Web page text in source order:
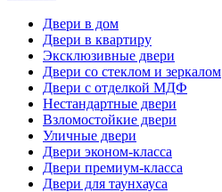
Двери в дом
Двери в квартиру
Эксклюзивные двери
Двери со стеклом и зеркалом
Двери с отделкой МДФ
Нестандартные двери
Взломостойкие двери
Уличные двери
Двери эконом-класса
Двери премиум-класса
Двери для таунхауса